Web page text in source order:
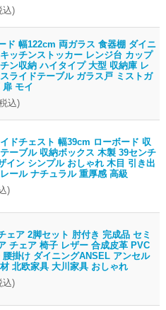
込)
ド 幅122cm 両ガラス 食器棚 ダイニ
ッチンストッカー レンジ台 カップ
ン収納 ハイタイプ 大型 収納庫 レ
ライドテーブル ガラス戸 ミストガ
扉 モイ
込)
ドチェスト 幅39cm ローボード 収
ーブル 収納ボックス 木製 39センチ
イン シンプル おしゃれ 木目 引き出
ール ナチュラル 重厚感 高級
)
ェア 2脚セット 肘付き 完成品 セミ
チェア 椅子 レザー 合成皮革 PVC
腰掛け ダイニングANSEL アンセル
北欧家具 大川家具 おしゃれ
込)